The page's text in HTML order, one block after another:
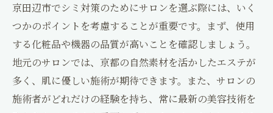
京田辺市でシミ対策のためにサロンを選ぶ際には、いく
つかのポイントを考慮することが重要です。まず、使用
する化粧品や機器の品質が高いことを確認しましょう。
地元のサロンでは、京都の自然素材を活かしたエステが
多く、肌に優しい施術が期待できます。また、サロンの
施術者がどれだけの経験を持ち、常に最新の美容技術を